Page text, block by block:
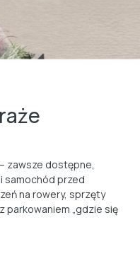
zawsze dostępne,
samochód przed
na rowery, sprzęty
parkowaniem „gdzie się